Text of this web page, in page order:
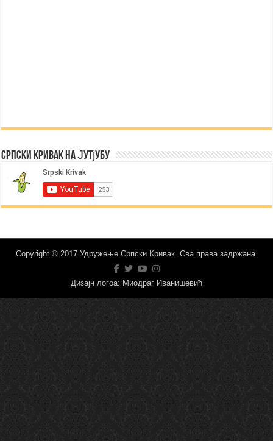
Српски Кривак на Јутјубу
Copyright © 2017 Удружење Српски Кривак. Сва права задржана.
Дизајн логоа: Миодраг Иванишевић